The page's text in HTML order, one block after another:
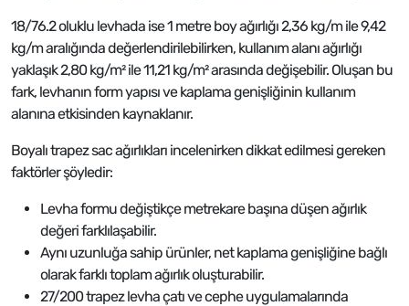
18/76.2 oluklu levhada ise 1 metre boy ağırlığı 2,36 kg/m ile 9,42
kg/m aralığında değerlendirilebilirken, kullanım alanı ağırlığı
yaklaşık 2,80 kg/m² ile 11,21 kg/m² arasında değişebilir. Oluşan bu
fark, levhanın form yapısı ve kaplama genişliğinin kullanım
alanına etkisinden kaynaklanır.
Boyalı trapez sac ağırlıkları incelenirken dikkat edilmesi gereken
faktörler şöyledir:
Levha formu değiştikçe metrekare başına düşen ağırlık
değeri farklılaşabilir.
Aynı uzunluğa sahip ürünler, net kaplama genişliğine bağlı
olarak farklı toplam ağırlık oluşturabilir.
27/200 trapez levha çatı ve cephe uygulamalarında